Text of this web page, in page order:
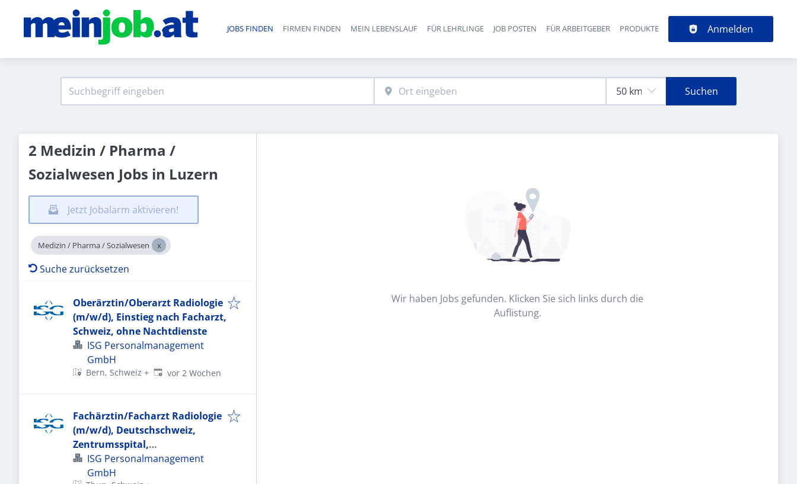
Haupt-Navigation
JOBS FINDEN FIRMEN FINDEN MEIN LEBENSLAUF FÜR LEHRLINGE JOB POSTEN FÜR ARBEITGEBER PRODUKTE Anmelden
Suchen
2 Medizin / Pharma /
Sozialwesen Jobs in Luzern
Jetzt Jobalarm aktivieren!
Medizin / Pharma / Sozialwesen
Suche zurücksetzen
Oberärztin/Oberarzt Radiologie
(m/w/d), Einstieg nach Facharzt,
Schweiz, ohne Nachtdienste
ISG Personalmanagement
GmbH
Bern, Schweiz + Veröffentlicht:
vor 2 Wochen
Fachärztin/Facharzt Radiologie
(m/w/d), Deutschschweiz,
Zentrumsspital,
Subspezialisierung möglich
ISG Personalmanagement
GmbH
Wir haben Jobs gefunden. Klicken Sie sich links durch die
Auflistung.